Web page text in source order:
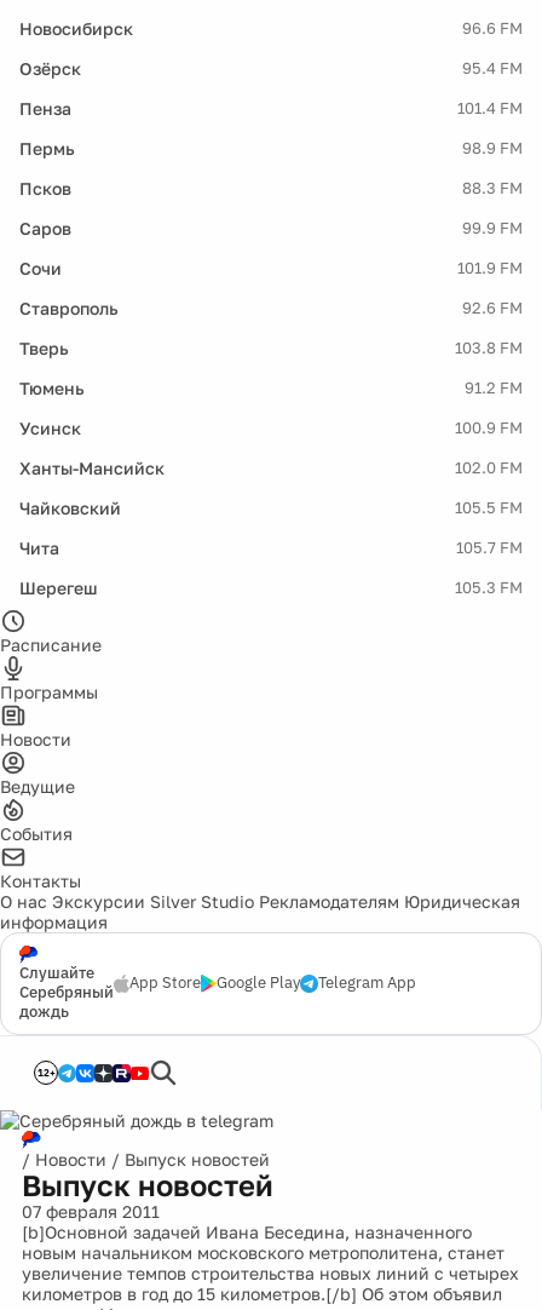
Новосибирск 96.6 FM
Озёрск 95.4 FM
Пенза 101.4 FM
Пермь 98.9 FM
Псков 88.3 FM
Саров 99.9 FM
Сочи 101.9 FM
Ставрополь 92.6 FM
Тверь 103.8 FM
Тюмень 91.2 FM
Усинск 100.9 FM
Ханты-Мансийск 102.0 FM
Чайковский 105.5 FM
Чита 105.7 FM
Шерегеш 105.3 FM
Расписание
Программы
Новости
Ведущие
События
Контакты
О нас Экскурсии Silver Studio Рекламодателям Юридическая
информация
Слушайте
Серебряный
дождь
App Store Google Play Telegram App
12+
/ Новости / Выпуск новостей
Выпуск новостей
07 февраля 2011
[b]Основной задачей Ивана Беседина, назначенного
новым начальником московского метрополитена, станет
увеличение темпов строительства новых линий с четырех
километров в год до 15 километров.[/b] Об этом объявил